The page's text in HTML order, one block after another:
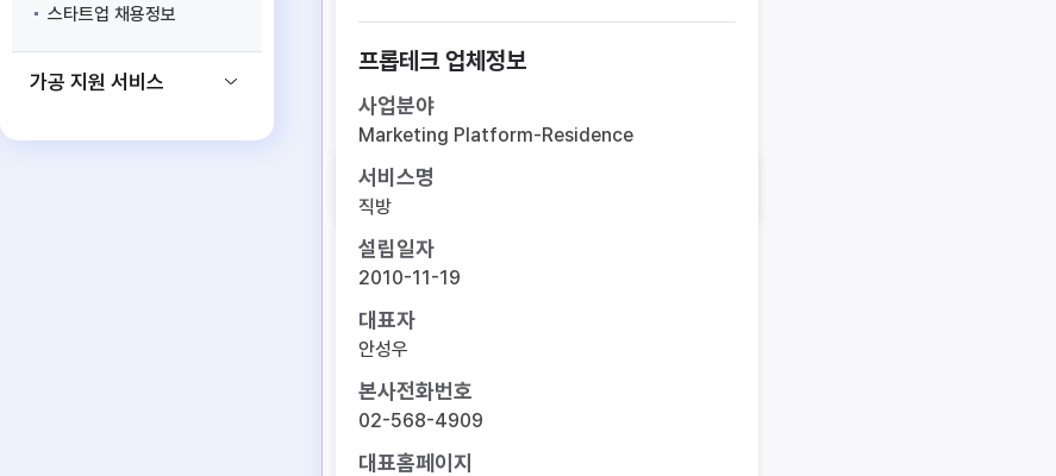
스타트업 채용정보
가공 지원 서비스
프롭테크 업체정보
사업분야
Marketing Platform-Residence
서비스명
직방
설립일자
2010-11-19
대표자
안성우
본사전화번호
02-568-4909
대표홈페이지